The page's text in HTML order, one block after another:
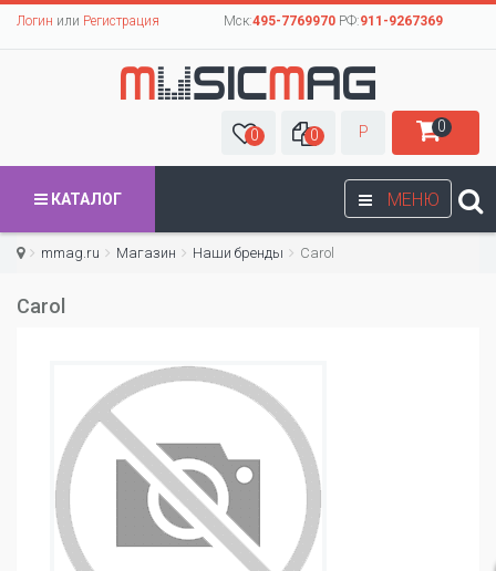
Логин или Регистрация Мск:495-7769970РФ:911-9267369
0 0 Р 0
МЕНЮ
КАТАЛОГ
mmag.ru Магазин Наши бренды Carol
Carol